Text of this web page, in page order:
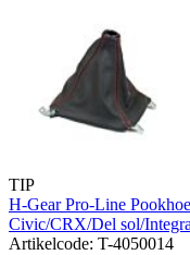
TIP
H-Gear Pro-Line
Civic/CRX/Del sol/
Artikelcode: T-4050014